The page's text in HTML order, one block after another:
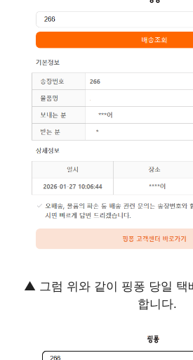
▲ 그럼 위와 같이 핑퐁 당일 택
합니다.